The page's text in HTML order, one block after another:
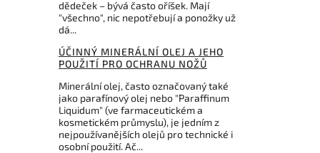
dědeček – bývá často oříšek. Mají
"všechno", nic nepotřebují a ponožky už
dá...
ÚČINNÝ MINERÁLNÍ OLEJ A JEHO
POUŽITÍ PRO OCHRANU NOŽŮ
Minerální olej, často označovaný také
jako parafínový olej nebo "Paraffinum
Liquidum" (ve farmaceutickém a
kosmetickém průmyslu), je jedním z
nejpoužívanějších olejů pro technické i
osobní použití. Ač...